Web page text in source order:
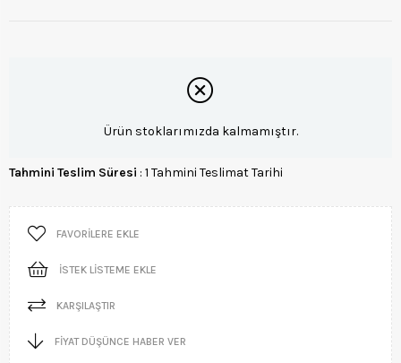
Ürün stoklarımızda kalmamıştır.
Tahmini Teslim Süresi : 1 Tahmini Teslimat Tarihi
FAVORILERE EKLE
İSTEK LISTEME EKLE
KARŞILAŞTIR
FIYAT DÜŞÜNCE HABER VER